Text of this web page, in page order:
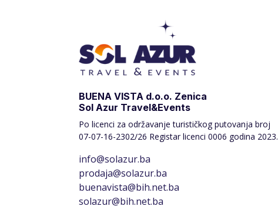
BUENA VISTA d.o.o. Zenica
Sol Azur Travel&Events
Po licenci za održavanje turističkog putovanja broj
07-07-16-2302/26 Registar licenci 0006 godina 2023.
info@solazur.ba
prodaja@solazur.ba
buenavista@bih.net.ba
solazur@bih.net.ba